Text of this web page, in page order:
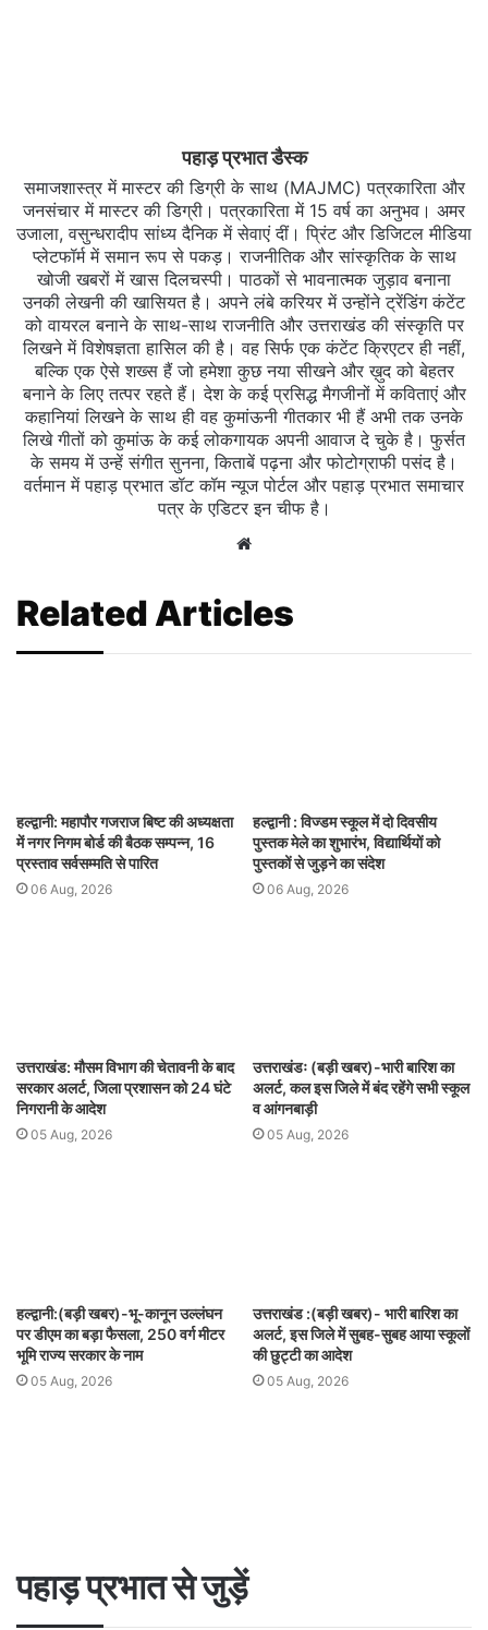
पहाड़ प्रभात डैस्क
समाजशास्त्र में मास्टर की डिग्री के साथ (MAJMC) पत्रकारिता और
जनसंचार में मास्टर की डिग्री। पत्रकारिता में 15 वर्ष का अनुभव। अमर
उजाला, वसुन्धरादीप सांध्य दैनिक में सेवाएं दीं। प्रिंट और डिजिटल मीडिया
प्लेटफॉर्म में समान रूप से पकड़। राजनीतिक और सांस्कृतिक के साथ
खोजी खबरों में खास दिलचस्‍पी। पाठकों से भावनात्मक जुड़ाव बनाना
उनकी लेखनी की खासियत है। अपने लंबे करियर में उन्होंने ट्रेंडिंग कंटेंट
को वायरल बनाने के साथ-साथ राजनीति और उत्तराखंड की संस्कृति पर
लिखने में विशेषज्ञता हासिल की है। वह सिर्फ एक कंटेंट क्रिएटर ही नहीं,
बल्कि एक ऐसे शख्स हैं जो हमेशा कुछ नया सीखने और ख़ुद को बेहतर
बनाने के लिए तत्पर रहते हैं। देश के कई प्रसिद्ध मैगजीनों में कविताएं और
कहानियां लिखने के साथ ही वह कुमांऊनी गीतकार भी हैं अभी तक उनके
लिखे गीतों को कुमांऊ के कई लोकगायक अपनी आवाज दे चुके है। फुर्सत
के समय में उन्हें संगीत सुनना, किताबें पढ़ना और फोटोग्राफी पसंद है।
वर्तमान में पहाड़ प्रभात डॉट कॉम न्यूज पोर्टल और पहाड़ प्रभात समाचार
पत्र के एडिटर इन चीफ है।
Website
Related Articles
हल्द्वानी: महापौर गजराज बिष्ट की अध्यक्षता
में नगर निगम बोर्ड की बैठक सम्पन्न, 16
प्रस्ताव सर्वसम्मति से पारित
06 Aug, 2026
हल्द्वानी : विज्डम स्कूल में दो दिवसीय
पुस्तक मेले का शुभारंभ, विद्यार्थियों को
पुस्तकों से जुड़ने का संदेश
06 Aug, 2026
उत्तराखंड: मौसम विभाग की चेतावनी के बाद
सरकार अलर्ट, जिला प्रशासन को 24 घंटे
निगरानी के आदेश
05 Aug, 2026
उत्तराखंडः (बड़ी खबर)-भारी बारिश का
अलर्ट, कल इस जिले में बंद रहेंगे सभी स्कूल
व आंगनबाड़ी
05 Aug, 2026
हल्द्वानी:(बड़ी खबर)-भू-कानून उल्लंघन
पर डीएम का बड़ा फैसला, 250 वर्ग मीटर
भूमि राज्य सरकार के नाम
05 Aug, 2026
उत्तराखंड :(बड़ी खबर)- भारी बारिश का
अलर्ट, इस जिले में सुबह-सुबह आया स्कूलों
की छुट्टी का आदेश
05 Aug, 2026
पहाड़ प्रभात से जुड़ें